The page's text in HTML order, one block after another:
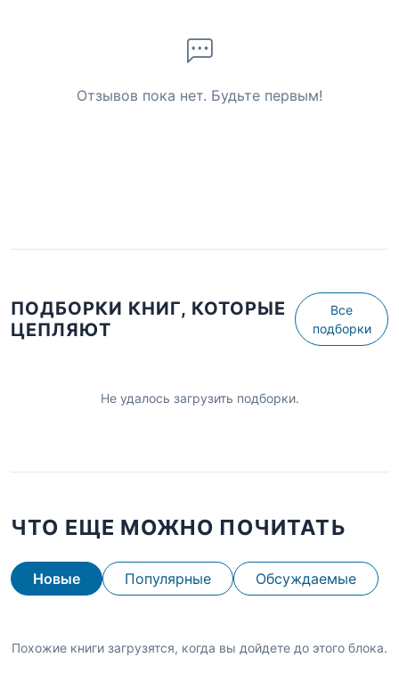
Отзывов пока нет. Будьте первым!
ПОДБОРКИ КНИГ, КОТОРЫЕ
ЦЕПЛЯЮТ
Все
подборки
Не удалось загрузить подборки.
ЧТО ЕЩЕ МОЖНО ПОЧИТАТЬ
Новые Популярные Обсуждаемые
Похожие книги загрузятся, когда вы дойдете до этого блока.